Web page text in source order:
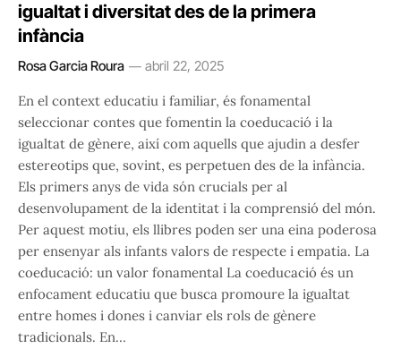
igualtat i diversitat des de la primera
infància
Rosa Garcia Roura abril 22, 2025
En el context educatiu i familiar, és fonamental
seleccionar contes que fomentin la coeducació i la
igualtat de gènere, així com aquells que ajudin a desfer
estereotips que, sovint, es perpetuen des de la infància.
Els primers anys de vida són crucials per al
desenvolupament de la identitat i la comprensió del món.
Per aquest motiu, els llibres poden ser una eina poderosa
per ensenyar als infants valors de respecte i empatia. La
coeducació: un valor fonamental La coeducació és un
enfocament educatiu que busca promoure la igualtat
entre homes i dones i canviar els rols de gènere
tradicionals. En…